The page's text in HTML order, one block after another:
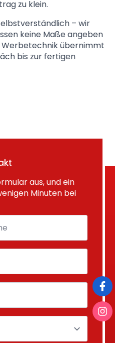
zu klein.
– wir
keine Maße angeben
Werbetechnik übernimmt
bis zur fertigen
aus, und ein
Minuten bei